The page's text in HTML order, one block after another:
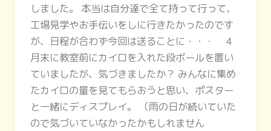
しました。 本当は自分達で全て持って行って、
工場見学やお手伝いをしに行きたかったのです
が、日程が合わず今回は送ることに・・・ 4
月末に教室前にカイロを入れた段ボールを置い
ていましたが、気づきましたか？ みんなに集め
たカイロの量を見てもらおうと思い、ポスター
と一緒にディスプレイ。 （雨の日が続いていた
ので気づいていなかったかもしれません